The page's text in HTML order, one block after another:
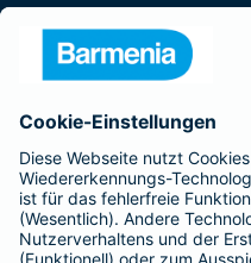
Barmenia ist Teil
Kranken-